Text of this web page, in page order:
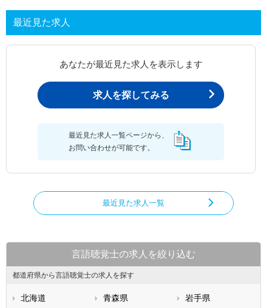
最近見た求人
あなたが最近見た求人を表示します
求人を探してみる
最近見た求人一覧ページから、
お問い合わせが可能です。
最近見た求人一覧
言語聴覚士の求人を絞り込む
都道府県から言語聴覚士の求人を探す
北海道 青森県
岩手県